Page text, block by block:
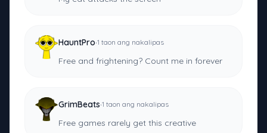
HauntPro·1 taon ang nakalipas
Free and frightening? Count me in forever
GrimBeats·1 taon ang nakalipas
Free games rarely get this creative